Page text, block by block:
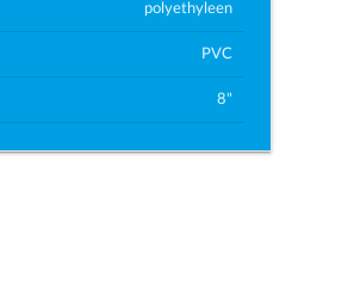
polyethyleen
PVC
8"